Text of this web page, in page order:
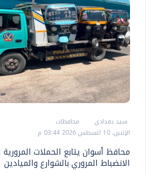
سيد بغدادي
محافظات
الإثنين، 10 اغسطس 2026 03:44 م
محافظ أسوان يتابع الحملات
الانضباط المروري بالشوارع والميادين